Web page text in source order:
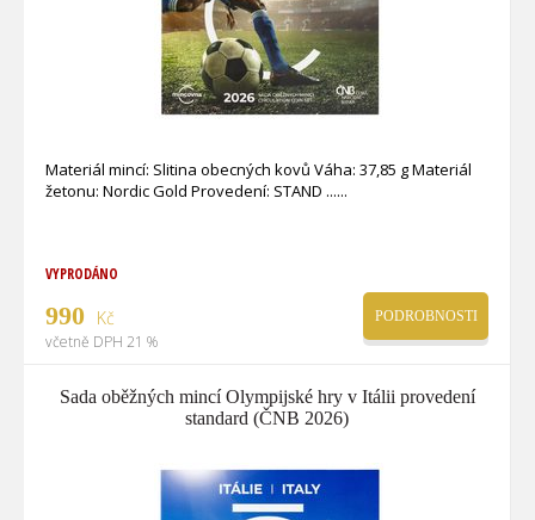
Materiál mincí: Slitina obecných kovů Váha: 37,85 g Materiál
žetonu: Nordic Gold Provedení: STAND ...
VYPRODÁNO
990 Kč
včetně DPH 21 %
PODROBNOSTI
Sada oběžných mincí Olympijské hry v Itálii provedení
standard (ČNB 2026)